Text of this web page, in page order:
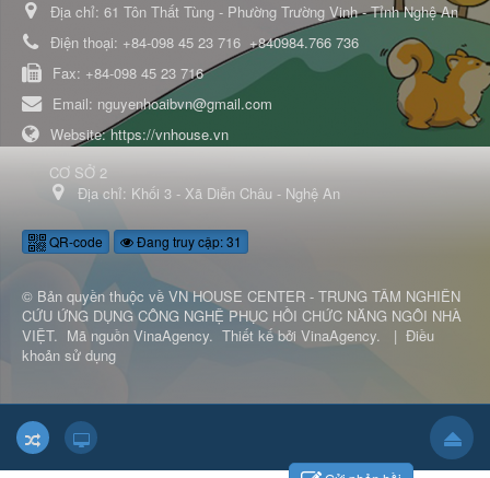
Địa chỉ: 61 Tôn Thất Tùng - Phường Trường Vinh - Tỉnh Nghệ An
Điện thoại: +84-098 45 23 716 +840984.766 736
Fax: +84-098 45 23 716
Email: nguyenhoaibvn@gmail.com
Website:https://vnhouse.vn
CƠ SỞ 2
Địa chỉ: Khối 3 - Xã Diễn Châu - Nghệ An
QR-code Đang truy cập: 31
© Bản quyền thuộc về VN HOUSE CENTER - TRUNG TÂM NGHIÊN
CỨU ỨNG DỤNG CÔNG NGHỆ PHỤC HỒI CHỨC NĂNG NGÔI NHÀ
VIỆT. Mã nguồn VinaAgency. Thiết kế bởi VinaAgency. | Điều
khoản sử dụng